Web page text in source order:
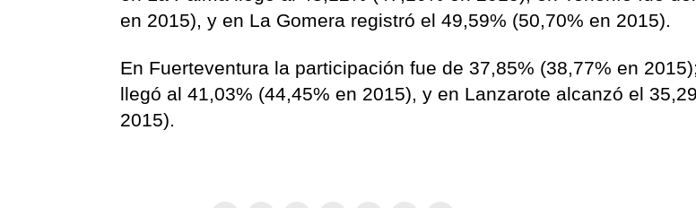
en 2015), y en La Gomera registró el 49,59% (50,70% en 2015).
En Fuerteventura la participación fue de 37,85% (38,77% en
llegó al 41,03% (44,45% en 2015), y en Lanzarote alcanzó el
2015).